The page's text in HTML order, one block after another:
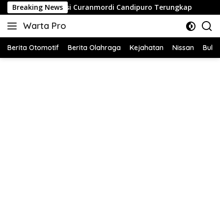
Langsung
ke
konten
Breaking News
Curanmordi Candipuro Terungkap Pembinaan
Warta Pro
Akurat
Terpercaya
Berita Otomotif Berita Olahraga Kejahatan Nissan